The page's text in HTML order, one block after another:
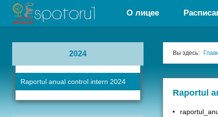
О лицее
2024
Raportul anual control intern 2024
Вы здесь:
Raportul